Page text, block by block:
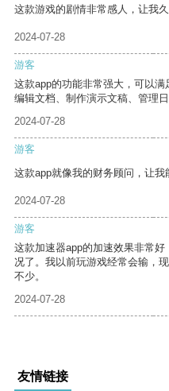
这款游戏的剧情非常感人，让我久
2024-07-28
游客
这款app的功能非常强大，可以
编辑文档、制作演示文稿、管理日
2024-07-28
游客
这款app就像我的财务顾问，让我
2024-07-28
游客
这款加速器app的加速效果非常
况了。我以前玩游戏经常会输，
不少。
2024-07-28
友情链接